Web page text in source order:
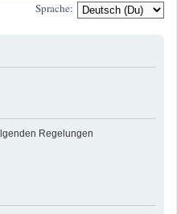
Sprache:
Regelungen